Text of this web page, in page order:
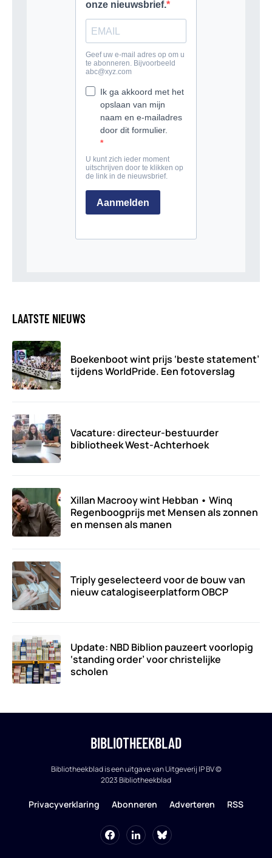
LAATSTE NIEUWS
Boekenboot wint prijs ‘beste statement’
tijdens WorldPride. Een fotoverslag
Vacature: directeur-bestuurder
bibliotheek West-Achterhoek
Xillan Macrooy wint Hebban • Winq
Regenboogprijs met Mensen als zonnen
en mensen als manen
Triply geselecteerd voor de bouw van
nieuw catalogiseerplatform OBCP
Update: NBD Biblion pauzeert voorlopig
‘standing order’ voor christelijke
scholen
BIBLIOTHEEKBLAD
Bibliotheekblad is een uitgave van Uitgeverij IP BV ©
2023 Bibliotheekblad
Privacyverklaring Abonneren Adverteren RSS